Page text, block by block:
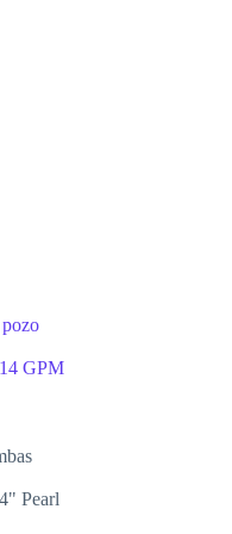
GPM
Pearl